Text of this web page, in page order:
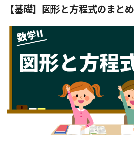
【基礎】図形と方程式のまとめ